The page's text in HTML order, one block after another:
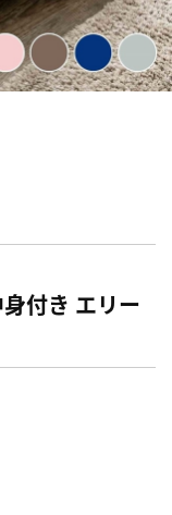
付き エリー